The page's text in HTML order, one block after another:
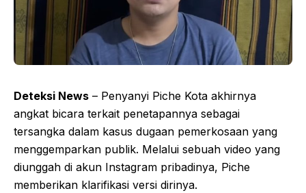
Deteksi News – Penyanyi Piche Kota akhirnya
angkat bicara terkait penetapannya sebagai
tersangka dalam kasus dugaan pemerkosaan yang
menggemparkan publik. Melalui sebuah video yang
diunggah di akun Instagram pribadinya, Piche
memberikan klarifikasi versi dirinya.